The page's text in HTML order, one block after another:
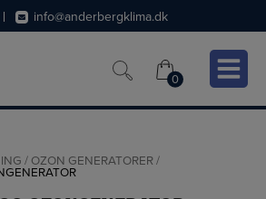
info@anderbergklima.dk
0
0
/ OZON GENERATORER/